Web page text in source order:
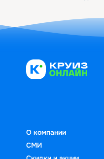
О компании
СМИ